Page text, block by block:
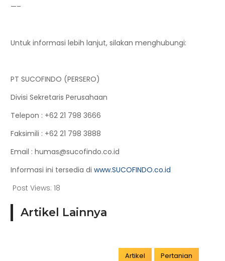
—–
Untuk informasi lebih lanjut, silakan menghubungi:
PT SUCOFINDO (PERSERO)
Divisi Sekretaris Perusahaan
Telepon : +62 21 798 3666
Faksimili : +62 21 798 3888
Email : humas@sucofindo.co.id
Informasi ini tersedia di www.SUCOFINDO.co.id
Post Views: 18
Artikel Lainnya
Artikel
Pertanian